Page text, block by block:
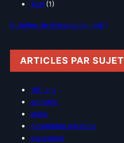
Test (1)
Bulletins de l’Association (pdf)
ARTICLES PAR SUJET
160 ans
activités
aides
Assemblée générale
assurance